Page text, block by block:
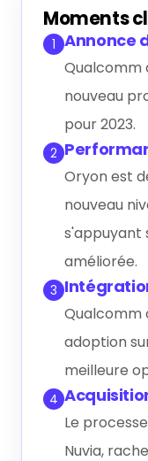
Moments
1 Annonce
Qualcomm
nouveau
pour 2023.
2
Oryon est
nouveau
s'appuyant
améliorée.
3
Qualcomm
adoption
meilleure
4
Le
Nuvia,